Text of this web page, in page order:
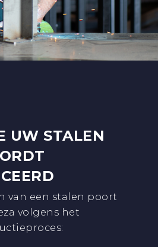
UW STALEN
van een stalen poort
volgens het